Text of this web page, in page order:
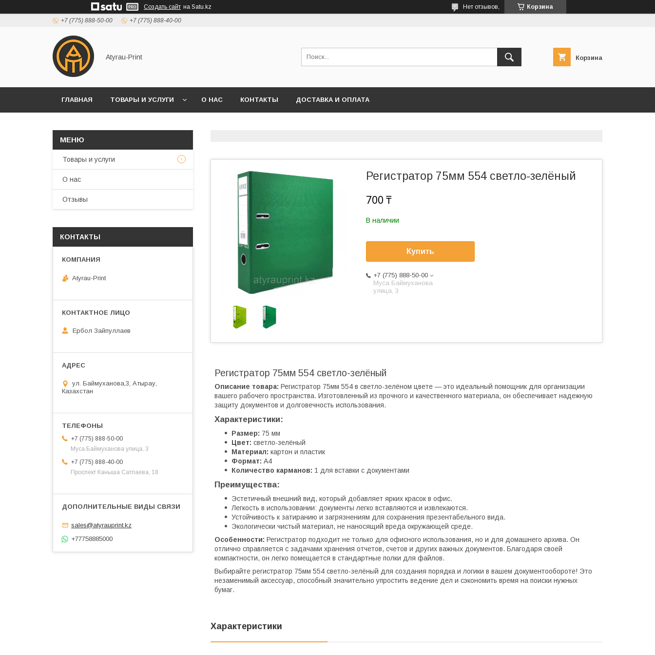
Создать сайт на Satu.kz Корзина
Нет отзывов,
+7 (775) 888-50-00 +7 (775) 888-40-00
Atyrau-Print Корзина
ГЛАВНАЯ ТОВАРЫ И УСЛУГИ О НАС КОНТАКТЫ ДОСТАВКА И ОПЛАТА
Регистратор 75мм 554 светло-зелёный
700 ₸
В наличии
Купить
+7 (775) 888-50-00
​Муса Баймуханова
улица, 3
Регистратор 75мм 554 светло-зелёный
Описание товара: Регистратор 75мм 554 в светло-зелёном цвете — это идеальный помощник для организации
вашего рабочего пространства. Изготовленный из прочного и качественного материала, он обеспечивает надежную
защиту документов и долговечность использования.
Характеристики:
Размер: 75 мм
Цвет: светло-зелёный
Материал: картон и пластик
Формат: A4
Количество карманов: 1 для вставки с документами
Преимущества:
Эстетичный внешний вид, который добавляет ярких красок в офис.
Легкость в использовании: документы легко вставляются и извлекаются.
Устойчивость к затиранию и загрязнениям для сохранения презентабельного вида.
Экологически чистый материал, не наносящий вреда окружающей среде.
Особенности: Регистратор подходит не только для офисного использования, но и для домашнего архива. Он
отлично справляется с задачами хранения отчетов, счетов и других важных документов. Благодаря своей
компактности, он легко помещается в стандартные полки для файлов.
Выбирайте регистратор 75мм 554 светло-зелёный для создания порядка и логики в вашем документообороте! Это
незаменимый аксессуар, способный значительно упростить ведение дел и сэкономить время на поиски нужных
бумаг.
Характеристики
Товары и услуги
О нас
Отзывы
КОНТАКТЫ
Atyrau-Print
Ербол Зайпуллаев
ул. Баймуханова,3, Атырау,
Казахстан
+7 (775) 888-50-00
​Муса Баймуханова улица, 3
+7 (775) 888-40-00
​Проспект Каныша Сатпаева, 18
sales@atyrauprint.kz
+77758885000